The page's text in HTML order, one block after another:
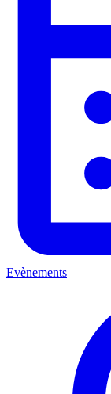
Evènements